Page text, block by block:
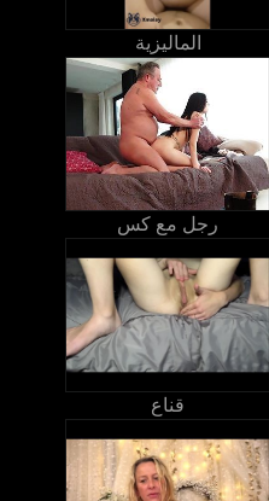
الماليزية
رجل مع كس
قناع